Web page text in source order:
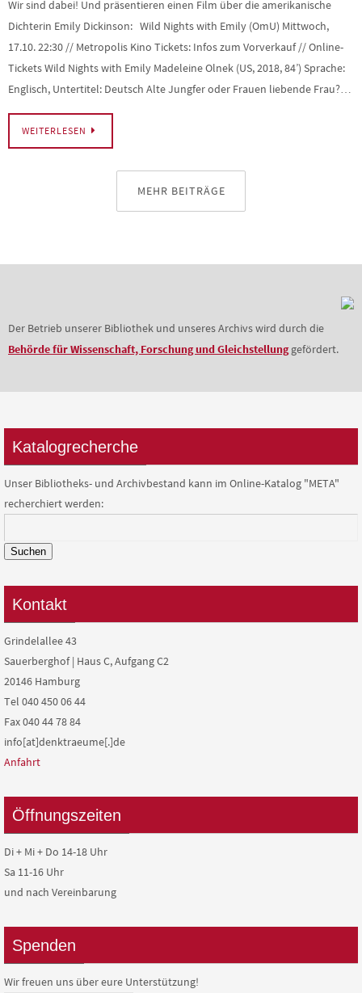
Wir sind dabei! Und präsentieren einen Film über die amerikanische
Dichterin Emily Dickinson: Wild Nights with Emily (OmU) Mittwoch,
17.10. 22:30 // Metropolis Kino Tickets: Infos zum Vorverkauf // Online-
Tickets Wild Nights with Emily Madeleine Olnek (US, 2018, 84’) Sprache:
Englisch, Untertitel: Deutsch Alte Jungfer oder Frauen liebende Frau?…
WEITERLESEN
MEHR BEITRÄGE
Der Betrieb unserer Bibliothek und unseres Archivs wird durch die
Behörde für Wissenschaft, Forschung und Gleichstellunggefördert.
Katalogrecherche
Unser Bibliotheks- und Archivbestand kann im Online-Katalog "META"
recherchiert werden:
Suchen
Kontakt
Grindelallee 43
Sauerberghof | Haus C, Aufgang C2
20146 Hamburg
Tel 040 450 06 44
Fax 040 44 78 84
info[at]denktraeume[.]de
Anfahrt
Öffnungszeiten
Di + Mi + Do 14-18 Uhr
Sa 11-16 Uhr
und nach Vereinbarung
Spenden
Wir freuen uns über eure Unterstützung!